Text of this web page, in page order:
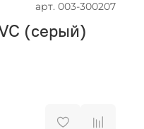
арт. 003-300207
(серый)